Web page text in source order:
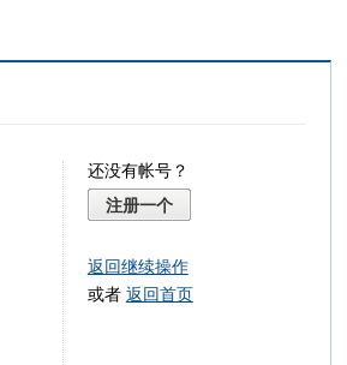
还没有帐号？
注册一个
返回继续操作
或者 返回首页